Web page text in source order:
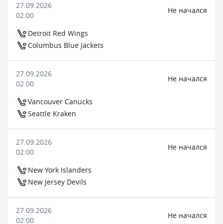
27.09.2026
02:00
Detroit Red Wings
Columbus Blue Jackets
Не начался
27.09.2026
02:00
Vancouver Canucks
Seattle Kraken
Не начался
27.09.2026
02:00
New York Islanders
New Jersey Devils
Не начался
27.09.2026
02:00
Не начался